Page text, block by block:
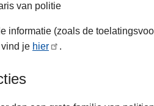
van politie
informatie (zoals de
je hier .